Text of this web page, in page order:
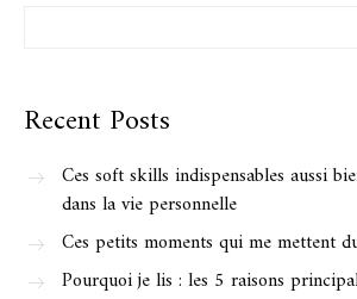
Recent Posts
Ces soft skills indispensables aussi
dans la vie personnelle
Ces petits moments qui me mettent
Pourquoi je lis : les 5 raisons